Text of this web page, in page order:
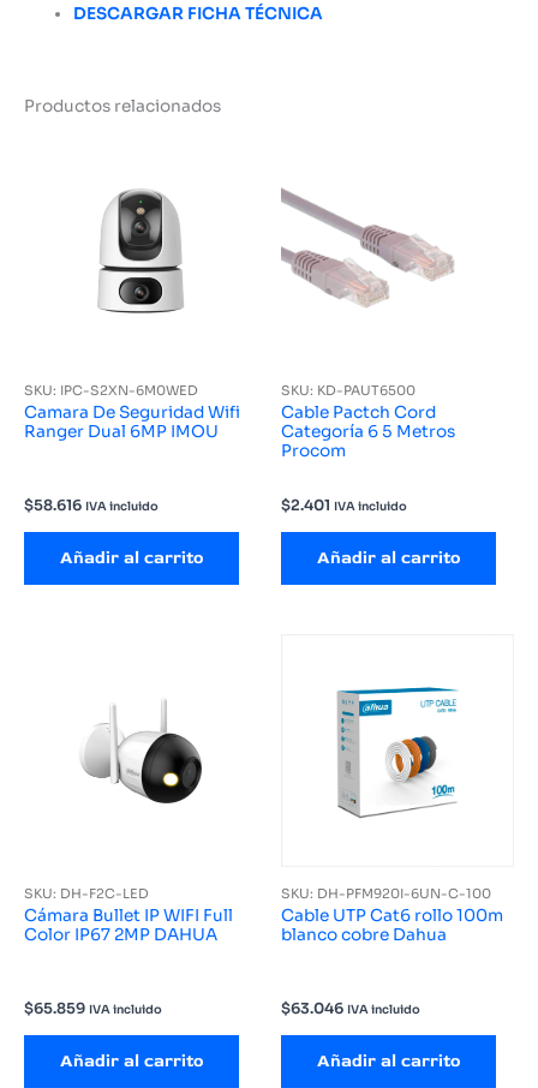
DESCARGAR FICHA TÉCNICA
Productos relacionados
SKU: IPC-S2XN-6M0WED
Camara De Seguridad Wifi
Ranger Dual 6MP IMOU
$58.616 IVA incluido
Añadir al carrito
SKU: KD-PAUT6500
Cable Pactch Cord
Categoría 6 5 Metros
Procom
$2.401 IVA incluido
Añadir al carrito
SKU: DH-F2C-LED
Cámara Bullet IP WIFI Full
Color IP67 2MP DAHUA
$65.859 IVA incluido
Añadir al carrito
SKU: DH-PFM920I-6UN-C-100
Cable UTP Cat6 rollo 100m
blanco cobre Dahua
$63.046 IVA incluido
Añadir al carrito